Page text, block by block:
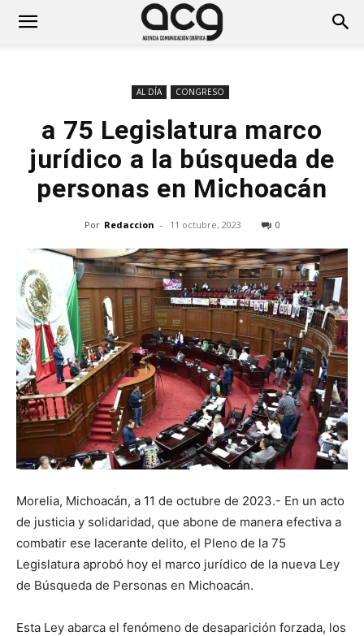
AL DÍA CONGRESO
a 75 Legislatura marco
jurídico a la búsqueda de
personas en Michoacán
Por Redaccion - 11 octubre, 2023 0
Morelia, Michoacán, a 11 de octubre de 2023.- En un acto
de justicia y solidaridad, que abone de manera efectiva a
combatir ese lacerante delito, el Pleno de la 75
Legislatura aprobó hoy el marco jurídico de la nueva Ley
de Búsqueda de Personas en Michoacán.
Esta Ley abarca el fenómeno de desaparición forzada, los